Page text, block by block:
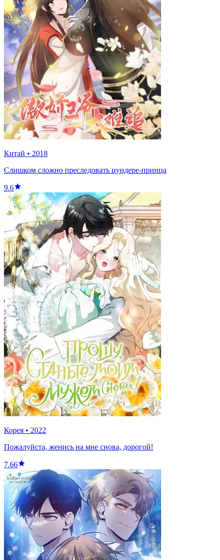
Китай • 2018
Слишком сложно преследовать цундере-принца
9.6
Корея • 2022
Пожалуйста, женись на мне снова, дорогой!
7.66